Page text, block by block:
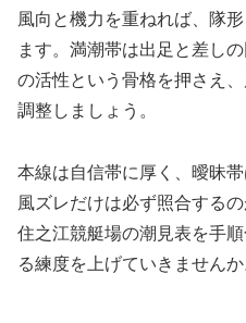
風向と機力を重ねれば、隊
ます。満潮帯は出足と差し
の活性という骨格を押さえ
調整しましょう。
本線は自信帯に厚く、曖昧
風ズレだけは必ず照合する
住之江競艇場の潮見表を手
る練度を上げていきませんか